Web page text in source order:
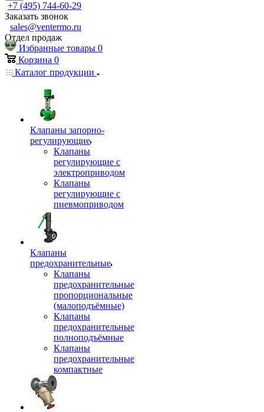
+7 (495) 744-60-29
Заказать звонок
sales@ventermo.ru
Отдел продаж
Избранные товары 0
Корзина 0
Каталог продукции
Клапаны запорно-
регулирующие
Клапаны
регулирующие с
электроприводом
Клапаны
регулирующие с
пневмоприводом
Клапаны
предохранительные
Клапаны
предохранительные
пропорциональные
(малоподъёмные)
Клапаны
предохранительные
полноподъёмные
Клапаны
предохранительные
компактные